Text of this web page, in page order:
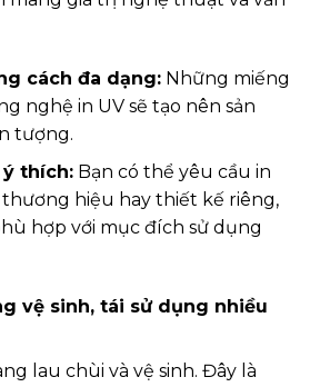
cách đa dạng:Những miếng
nghệ in UV sẽ tạo nên sản
tượng.
thích:Bạn có thể yêu cầu in
thương hiệu hay thiết kế riêng,
hợp với mục đích sử dụng
vệ sinh, tái sử dụng nhiều
lau chùi và vệ sinh. Đây là